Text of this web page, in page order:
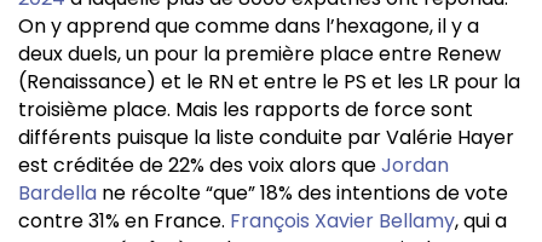
On y apprend que comme dans l’hexagone, il y a
deux duels, un pour la première place entre Renew
(Renaissance) et le RN et entre le PS et les LR pour la
troisième place. Mais les rapports de force sont
différents puisque la liste conduite par Valérie Hayer
est créditée de 22% des voix alors queJordan
Bardella ne récolte “que” 18% des intentions de vote
contre 31% en France. François Xavier Bellamy, qui a